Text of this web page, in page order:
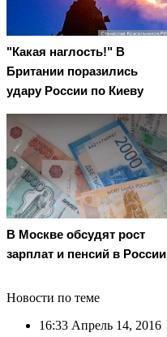
"Какая наглость!" В
Британии поразились
удару России по Киеву
В Москве обсудят рост
зарплат и пенсий в России
Новости по теме
16:33 Апрель 14, 2016